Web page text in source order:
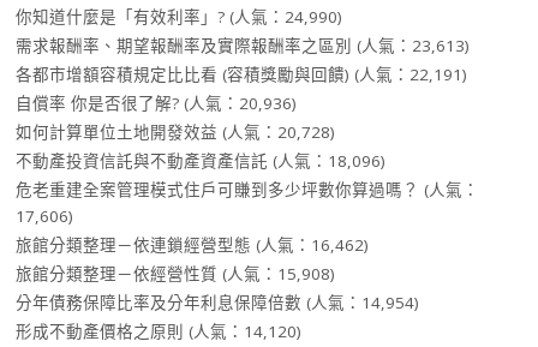
你知道什麼是「有效利率」? (人氣：24,990)
需求報酬率、期望報酬率及實際報酬率之區別 (人氣：23,613)
各都市增額容積規定比比看 (容積獎勵與回饋) (人氣：22,191)
自償率 你是否很了解? (人氣：20,936)
如何計算單位土地開發效益 (人氣：20,728)
不動產投資信託與不動產資產信託 (人氣：18,096)
危老重建全案管理模式住戶可賺到多少坪數你算過嗎？ (人氣：
17,606)
旅館分類整理－依連鎖經營型態 (人氣：16,462)
旅館分類整理－依經營性質 (人氣：15,908)
分年債務保障比率及分年利息保障倍數 (人氣：14,954)
形成不動產價格之原則 (人氣：14,120)